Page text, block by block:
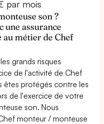
par mois
son ?
une assurance
métier de Chef
grands risques
de l'activité de Chef
êtes protégés contre les
de l'exercice de votre
son. Nous
monteur / monteuse